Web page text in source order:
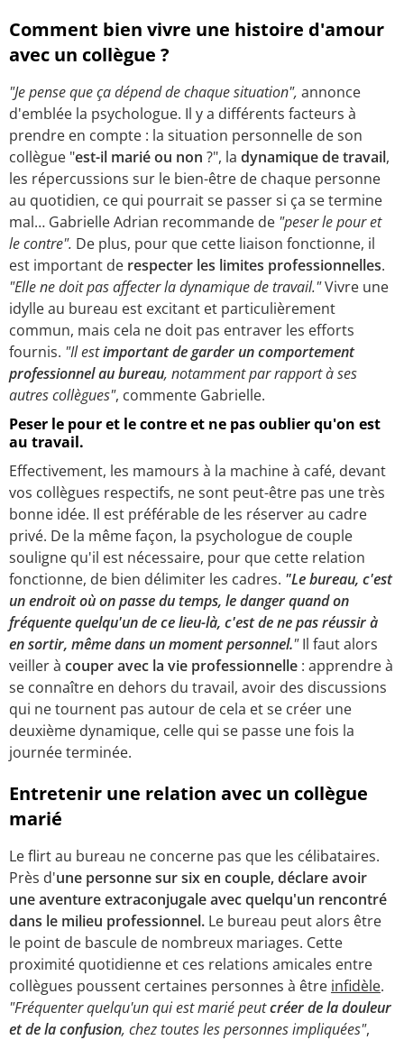
Comment bien vivre une histoire d'amour
avec un collègue ?
"Je pense que ça dépend de chaque situation", annonce
d'emblée la psychologue. Il y a différents facteurs à
prendre en compte : la situation personnelle de son
collègue "est-il marié ou non ?", la dynamique de travail,
les répercussions sur le bien-être de chaque personne
au quotidien, ce qui pourrait se passer si ça se termine
mal… Gabrielle Adrian recommande de "peser le pour et
le contre". De plus, pour que cette liaison fonctionne, il
est important de respecter les limites professionnelles.
"Elle ne doit pas affecter la dynamique de travail."Vivre une
idylle au bureau est excitant et particulièrement
commun, mais cela ne doit pas entraver les efforts
fournis. "Il estimportant de garder un comportement
professionnel au bureau, notamment par rapport à ses
autres collègues", commente Gabrielle.
Peser le pour et le contre et ne pas oublier qu'on est
au travail.
Effectivement, les mamours à la machine à café, devant
vos collègues respectifs, ne sont peut-être pas une très
bonne idée. Il est préférable de les réserver au cadre
privé. De la même façon, la psychologue de couple
souligne qu'il est nécessaire, pour que cette relation
fonctionne, de bien délimiter les cadres. "Le bureau, c'est
un endroit où on passe du temps, le danger quand on
fréquente quelqu'un de ce lieu-là, c'est de ne pas réussir à
en sortir, même dans un moment personnel."Il faut alors
veiller à couper avec la vie professionnelle : apprendre à
se connaître en dehors du travail, avoir des discussions
qui ne tournent pas autour de cela et se créer une
deuxième dynamique, celle qui se passe une fois la
journée terminée.
Entretenir une relation avec un collègue
marié
Le flirt au bureau ne concerne pas que les célibataires.
Près d'une personne sur six en couple, déclare avoir
une aventure extraconjugale avec quelqu'un rencontré
dans le milieu professionnel. Le bureau peut alors être
le point de bascule de nombreux mariages. Cette
proximité quotidienne et ces relations amicales entre
collègues poussent certaines personnes à être infidèle.
"Fréquenter quelqu'un qui est marié peutcréer de la douleur
et de la confusion, chez toutes les personnes impliquées",